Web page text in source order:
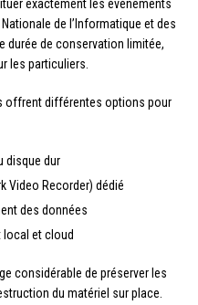
exactement les événements
de l’Informatique et des
durée de conservation limitée,
les particuliers.
offrent différentes options pour
disque dur
Video Recorder) dédié
des données
local et cloud
considérable de préserver les
du matériel sur place.